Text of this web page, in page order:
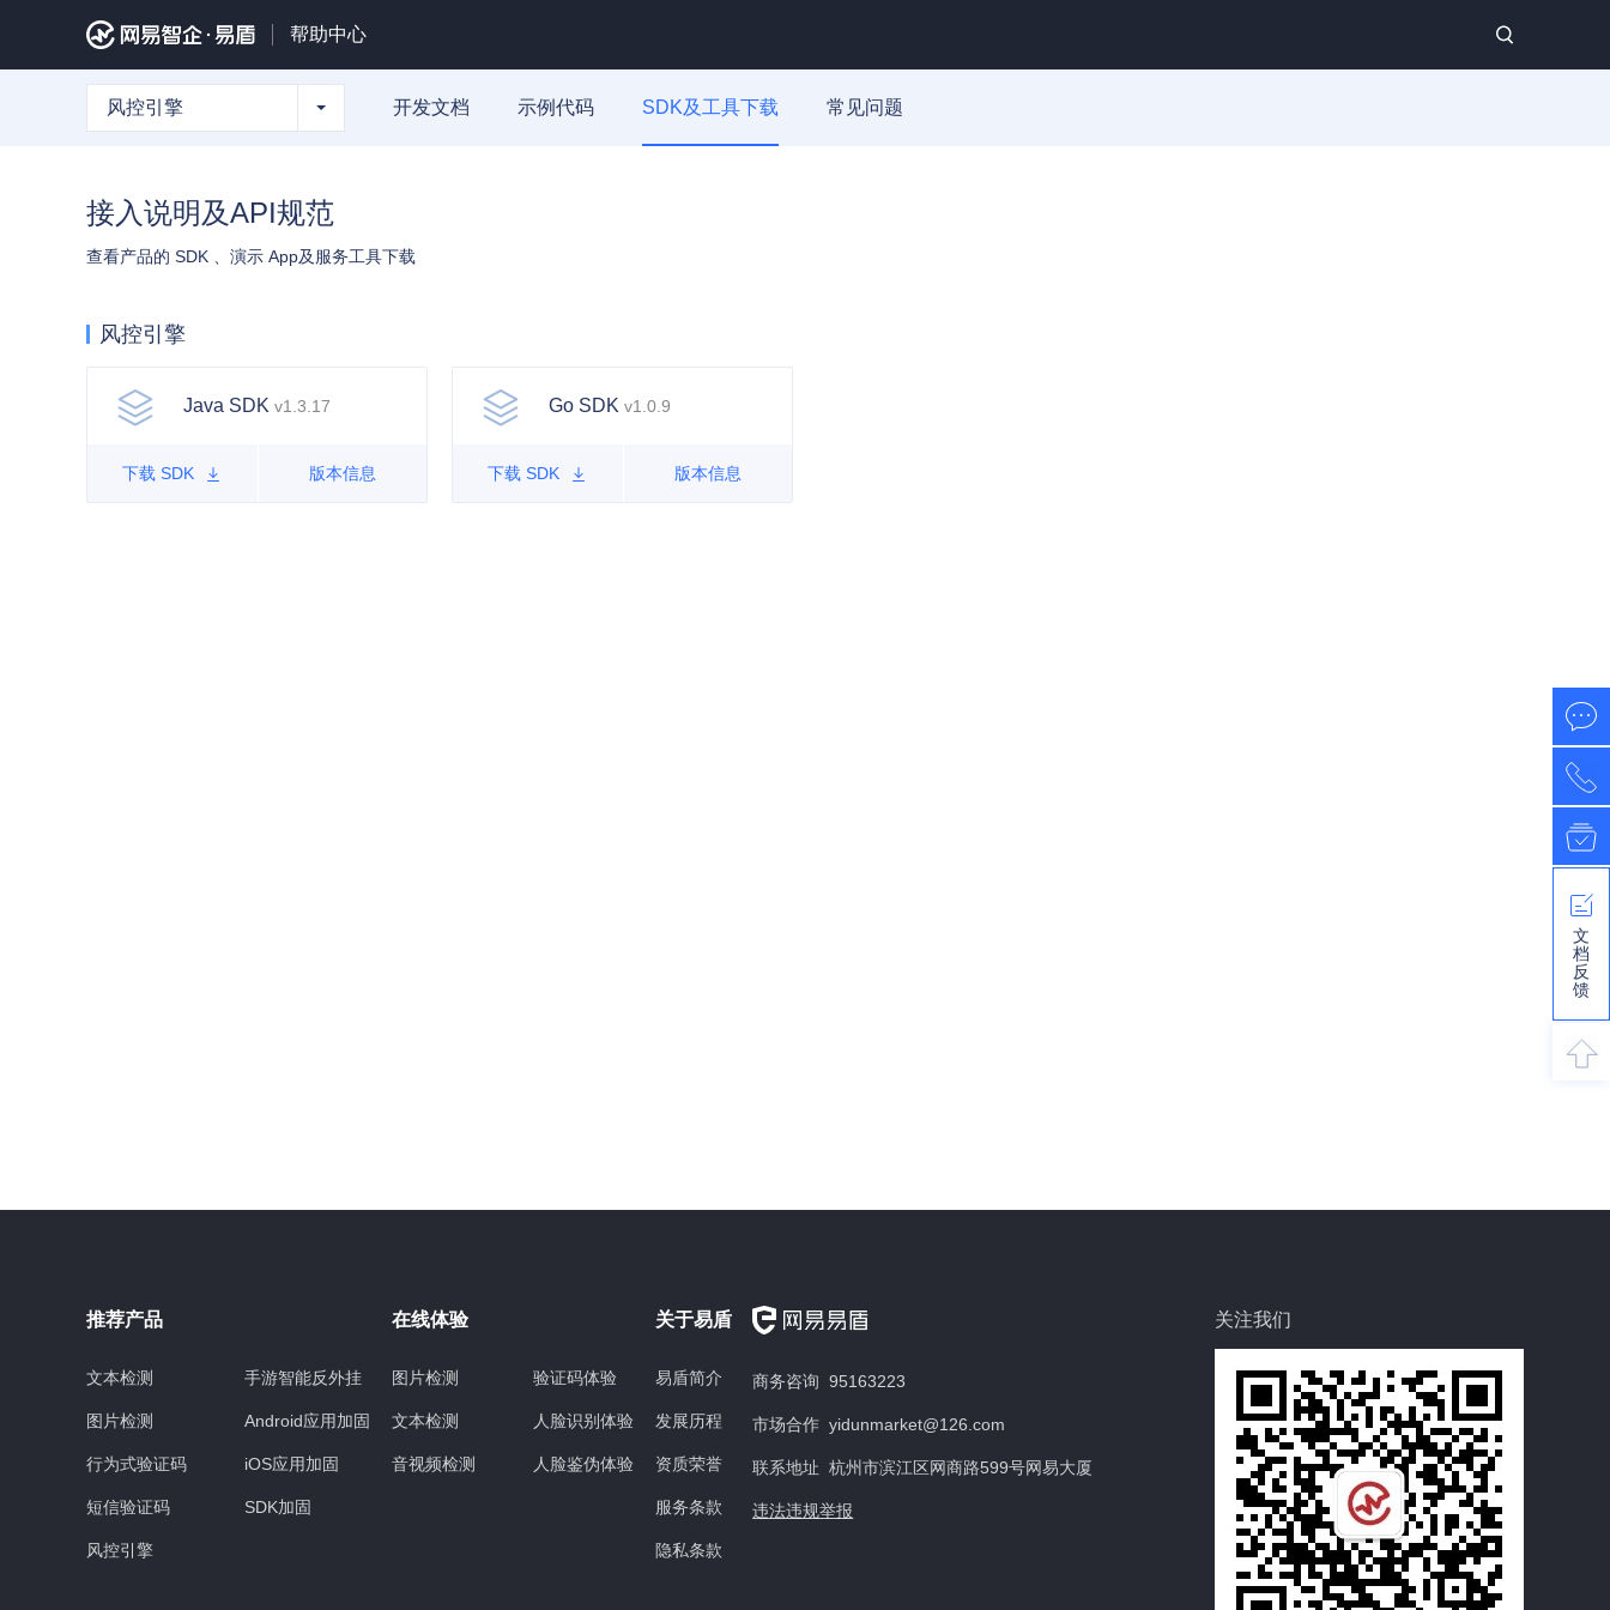
帮助中心
风控引擎 开发文档 示例代码 SDK及工具下载 常见问题
接入说明及API规范
查看产品的 SDK 、演示 App及服务工具下载
风控引擎
Java SDK v1.3.17
下载 SDK 版本信息
Go SDK v1.0.9
下载 SDK 版本信息
推荐产品
文本检测
图片检测
行为式验证码
短信验证码
风控引擎
手游智能反外挂
Android应用加固
iOS应用加固
SDK加固
在线体验
图片检测
文本检测
音视频检测
验证码体验
人脸识别体验
人脸鉴伪体验
关于易盾
易盾简介
发展历程
资质荣誉
服务条款
隐私条款
商务咨询 95163223
市场合作 yidunmarket@126.com
联系地址 杭州市滨江区网商路599号网易大厦
违法违规举报
关注我们
文
档
反
馈